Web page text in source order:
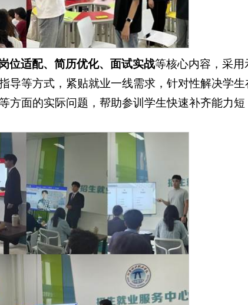
位适配、简历优化、面试实战等核心内容，采用
导等方式，紧贴就业一线需求，针对性解决学生
方面的实际问题，帮助参训学生快速补齐能力短